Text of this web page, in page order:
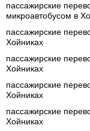
пассажирские
микроавтобусом в
пассажирские
Хойниках
пассажирские
Хойниках
пассажирские
Хойниках
пассажирские
Хойниках